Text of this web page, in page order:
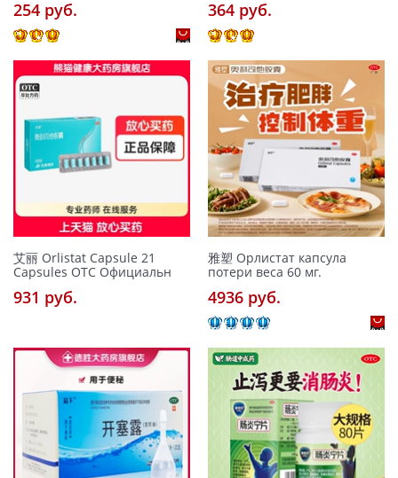
254 pуб. 364 pуб.
艾丽 Orlistat Capsule 21
Capsules OTC Официальн
931 pуб.
雅塑 Орлистат капсула
потери веса 60 мг.
4936 pуб.